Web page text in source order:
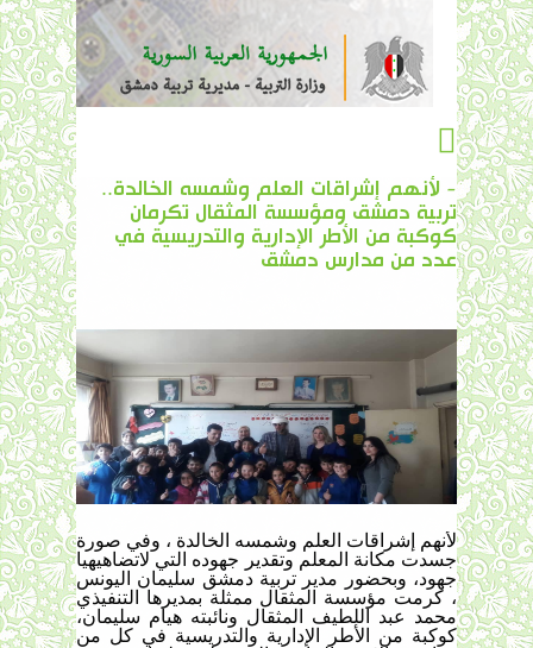
- لأنهم إشراقات العلم وشمسه الخالدة..
تربية دمشق ومؤسسة المثقال تكرمان
كوكبة من الأطر الإدارية والتدريسية في
عدد من مدارس دمشق
لأنهم إشراقات العلم وشمسه الخالدة ، وفي صورة
جسدت مكانة المعلم وتقدير جهوده التي لاتضاهيهيا
جهود، وبحضور مدير تربية دمشق سليمان اليونس
، كرمت مؤسسة المثقال ممثلة بمديرها التنفيذي
محمد عبد اللطيف المثقال ونائبته هيام سليمان،
كوكبة من الأطر الإدارية والتدريسية في كل من